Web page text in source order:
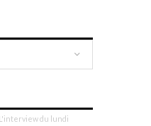
L'interview du lundi